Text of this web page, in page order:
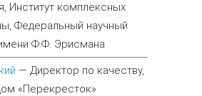
Институт комплексных
Федеральный научный
Ф.Ф. Эрисмана
— Директор по качеству,
«Перекресток»